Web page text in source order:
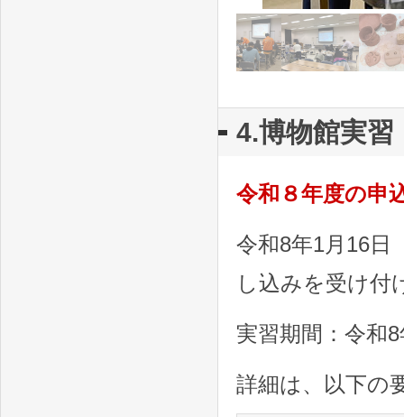
4.博物館実習
令和８年度の申
令和8年1月16日
し込みを受け付
実習期間：令和
詳細は、以下の